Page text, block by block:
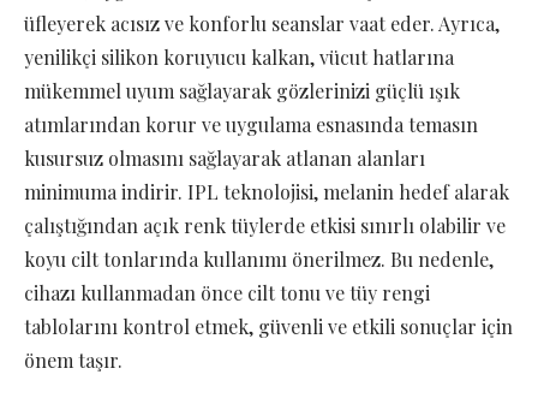
üfleyerek acısız ve konforlu seanslar vaat eder. Ayrıca,
yenilikçi silikon koruyucu kalkan, vücut hatlarına
mükemmel uyum sağlayarak gözlerinizi güçlü ışık
atımlarından korur ve uygulama esnasında temasın
kusursuz olmasını sağlayarak atlanan alanları
minimuma indirir. IPL teknolojisi, melanin hedef alarak
çalıştığından açık renk tüylerde etkisi sınırlı olabilir ve
koyu cilt tonlarında kullanımı önerilmez. Bu nedenle,
cihazı kullanmadan önce cilt tonu ve tüy rengi
tablolarını kontrol etmek, güvenli ve etkili sonuçlar için
önem taşır.